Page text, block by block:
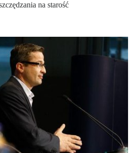
na starość